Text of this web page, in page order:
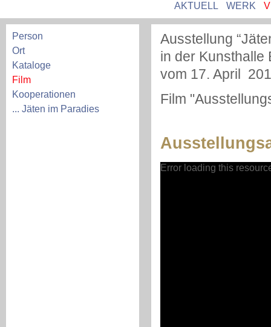
AKTUELL WERK
Person
Ort
Kataloge
Film
Kooperationen
... Jäten im Paradies
Ausstellung
in der Kunsthalle
vom 17. April
Film
Video
Error loading this